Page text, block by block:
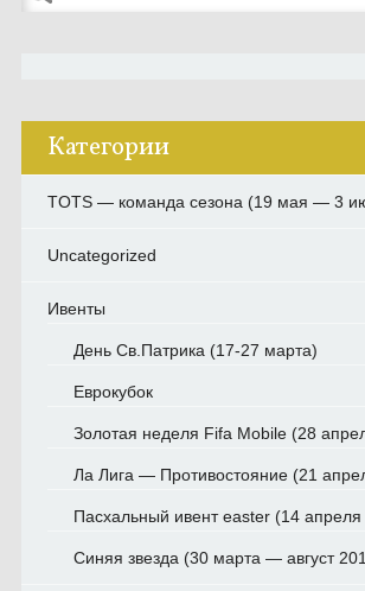
Категории
TOTS — команда сезона (19 мая — 3
Uncategorized
Ивенты
День Св.Патрика (17-27 марта)
Еврокубок
Золотая неделя Fifa Mobile (28
Ла Лига — Противостояние (21
Пасхальный ивент easter (14
Синяя звезда (30 марта — август